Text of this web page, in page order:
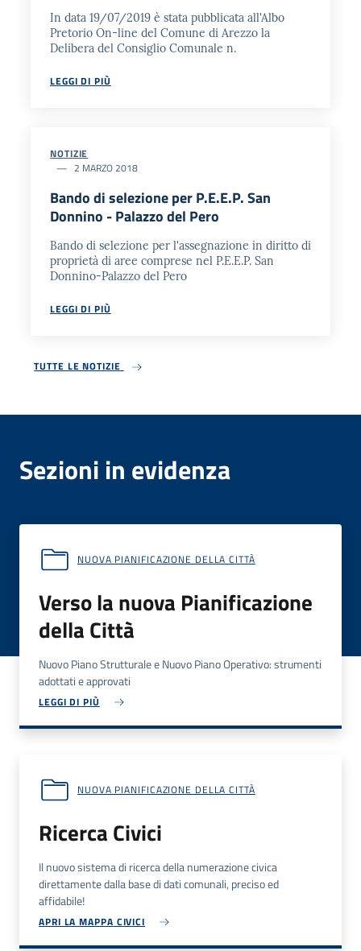
In data 19/07/2019 è stata pubblicata all'Albo
Pretorio On-line del Comune di Arezzo la
Delibera del Consiglio Comunale n.
LEGGI DI PIÙ
NOTIZIE
2 MARZO 2018
Bando di selezione per P.E.E.P. San
Donnino - Palazzo del Pero
Bando di selezione per l'assegnazione in diritto di
proprietà di aree comprese nel P.E.E.P. San
Donnino-Palazzo del Pero
LEGGI DI PIÙ
TUTTE LE NOTIZIE
Sezioni in evidenza
NUOVA PIANIFICAZIONE DELLA CITTÀ
Verso la nuova Pianificazione
della Città
Nuovo Piano Strutturale e Nuovo Piano Operativo: strumenti
adottati e approvati
LEGGI DI PIÙ
NUOVA PIANIFICAZIONE DELLA CITTÀ
Ricerca Civici
Il nuovo sistema di ricerca della numerazione civica
direttamente dalla base di dati comunali, preciso ed
affidabile!
APRI LA MAPPA CIVICI